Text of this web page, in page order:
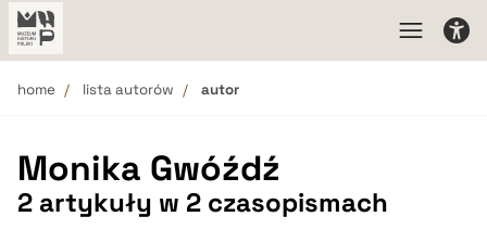
home lista autorów autor
Monika Gwóźdź
2 artykuły w 2 czasopismach